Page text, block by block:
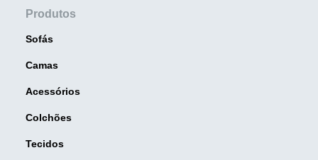
Produtos
Sofás
Camas
Acessórios
Colchões
Tecidos